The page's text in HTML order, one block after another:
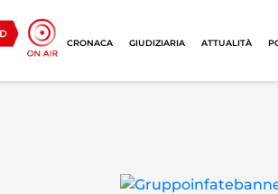
CRONACA GIUDIZIARIA ATTUALITÀ